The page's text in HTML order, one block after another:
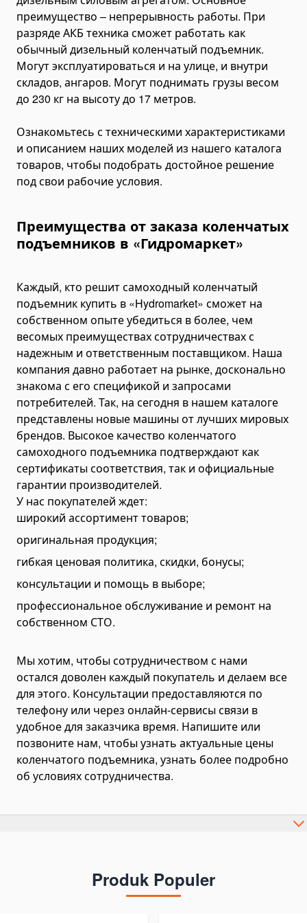
Топливные баки
Комплектующие для баков
Электрогидравлика
Мини-маслостанции
Электромоторы
Комплектующие для маслостанций
Alat Angkut Barang
Chain Block
Lever Block
Ratchet Load Binder
Ratchet Pullers
Lifting Clamps
Pallet Clamps
Lift Tables
Skid Rollers
Lifting Crowbars
Hoist Trolley
Geared Trolley
Electric Hoist Trolley
Automotive Tools and Equipment
Body Repair Tools
Transmission Repair Tools
Suspension Repair Tools
Spring Compressors and Strut Tools
Tire Maintenance Tools
Cooling System Tools
Motorcycle Lift Jacks
Machinery Shim Sets
Гидравлика
Комплекты гидравлики
Гидроцилиндры
Гидроцилиндры подъема кузова
Комплектующие для гидроцилиндров
Гидронасосы
Аксиально-поршневые насосы
Насосы для спецтехники
преимущество – непрерывность работы. При
разряде АКБ техника сможет работать как
обычный дизельный коленчатый подъемник.
Могут эксплуатироваться и на улице, и внутри
складов, ангаров. Могут поднимать грузы весом
до 230 кг на высоту до 17 метров.
Ознакомьтесь с техническими характеристиками
и описанием наших моделей из нашего каталога
товаров, чтобы подобрать достойное решение
под свои рабочие условия.
Преимущества от заказа коленчатых
подъемников в «Гидромаркет»
Каждый, кто решит самоходный коленчатый
подъемник купить в «Hydromarket» сможет на
собственном опыте убедиться в более, чем
весомых преимуществах сотрудничествах с
надежным и ответственным поставщиком. Наша
компания давно работает на рынке, досконально
знакома с его спецификой и запросами
потребителей. Так, на сегодня в нашем каталоге
представлены новые машины от лучших мировых
брендов. Высокое качество коленчатого
самоходного подъемника подтверждают как
сертификаты соответствия, так и официальные
гарантии производителей.
У нас покупателей ждет:
широкий ассортимент товаров;
оригинальная продукция;
гибкая ценовая политика, скидки, бонусы;
консультации и помощь в выборе;
профессиональное обслуживание и ремонт на
собственном СТО.
Мы хотим, чтобы сотрудничеством с нами
остался доволен каждый покупатель и делаем все
для этого. Консультации предоставляются по
телефону или через онлайн-сервисы связи в
удобное для заказчика время. Напишите или
позвоните нам, чтобы узнать актуальные цены
коленчатого подъемника, узнать более подробно
об условиях сотрудничества.
Produk Populer